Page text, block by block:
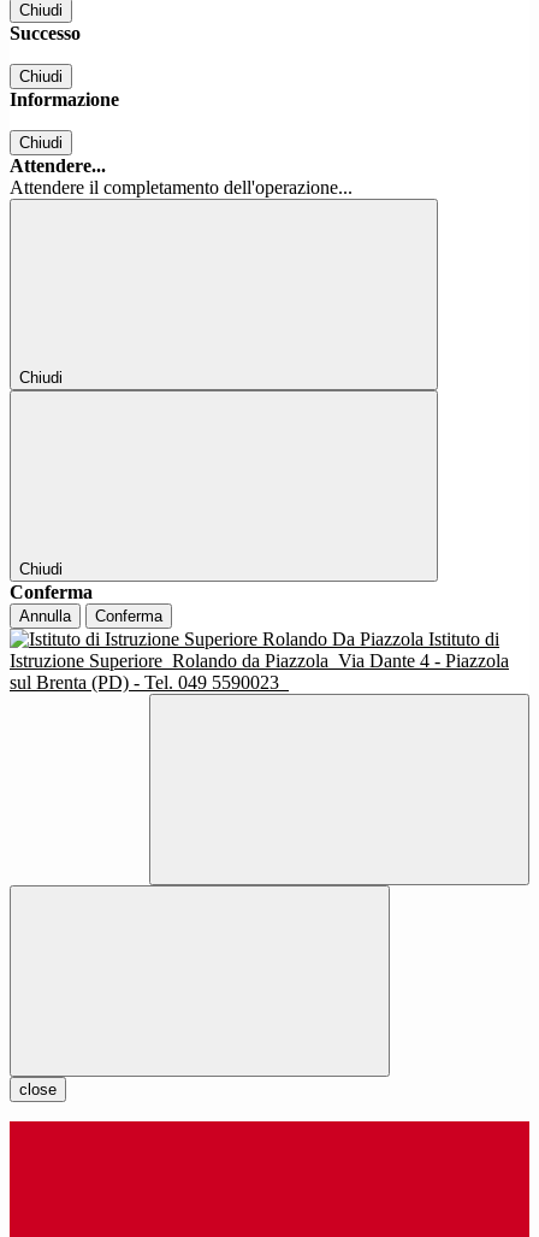
Chiudi
Successo
Chiudi
Informazione
Chiudi
Attendere...
Attendere il completamento dell'operazione...
Chiudi
Chiudi
Conferma
Annulla Conferma
Istituto di
Istruzione Superiore Rolando da Piazzola Via Dante 4 - Piazzola
sul Brenta (PD) - Tel. 049 5590023
close